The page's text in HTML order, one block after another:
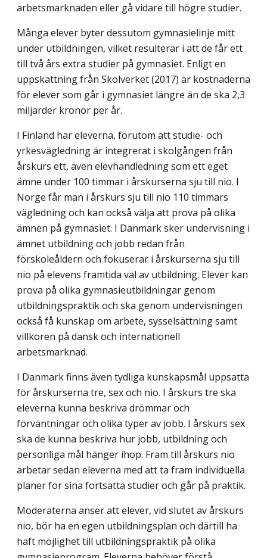
arbetsmarknaden eller gå vidare till högre studier.
Många elever byter dessutom gymnasielinje mitt
under utbildningen, vilket resul­terar i att de får ett
till två års extra studier på gymnasiet. Enligt en
uppskattning från Skolverket (2017) är kostnaderna
för elever som går i gymnasiet längre än de ska 2,3
miljarder kronor per år.
I Finland har eleverna, förutom att studie- och
yrkesvägledning är integrerat i skol­gången från
årskurs ett, även elevhandledning som ett eget
ämne under 100 timmar i årskurserna sju till nio. I
Norge får man i årskurs sju till nio 110 timmars
vägledning och kan också välja att prova på olika
ämnen på gymnasiet. I Danmark sker undervisning i
ämnet utbildning och jobb redan från
förskoleåldern och fokuserar i årskurserna sju till
nio på elevens framtida val av utbildning. Elever kan
prova på olika gymnasieutbild­ningar genom
utbildningspraktik och ska genom undervisningen
också få kunskap om arbete, sysselsättning samt
villkoren på dansk och internationell
arbetsmarknad.
I Danmark finns även tydliga kunskapsmål uppsatta
för årskurserna tre, sex och nio. I årskurs tre ska
eleverna kunna beskriva drömmar och
förväntningar och olika typer av jobb. I årskurs sex
ska de kunna beskriva hur jobb, utbildning och
personliga mål hänger ihop. Fram till årskurs nio
arbetar sedan eleverna med att ta fram individuella
planer för sina fortsatta studier och går på praktik.
Moderaterna anser att elever, vid slutet av årskurs
nio, bör ha en egen utbildnings­plan och därtill ha
haft möjlighet till utbildningspraktik på olika